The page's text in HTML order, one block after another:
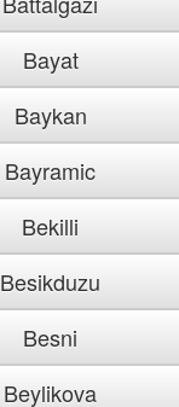
Bayat
Baykan
Bayramic
Bekilli
Besikduzu
Besni
Beylikova